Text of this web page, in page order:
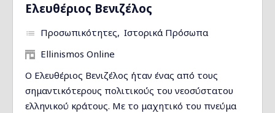
Ελευθέριος Βενιζέλος
Προσωπικότητες Ιστορικά Πρόσωπα
Ellinismos Online
Ο Ελευθέριος Βενιζέλος ήταν ένας από τους
σημαντικότερους πολιτικούς του νεοσύστατου
ελληνικού κράτους. Με το μαχητικό του πνεύμα